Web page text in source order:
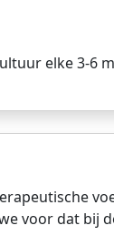
elke 3-6
voor dat bij